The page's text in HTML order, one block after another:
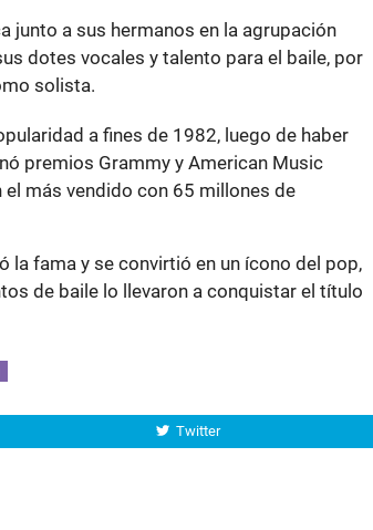
junto a sus hermanos en la agrupación
dotes vocales y talento para el baile, por
solista.
a fines de 1982, luego de haber
premios Grammy y American Music
más vendido con 65 millones de
la fama y se convirtió en un ícono del pop,
de baile lo llevaron a conquistar el título
Twitter